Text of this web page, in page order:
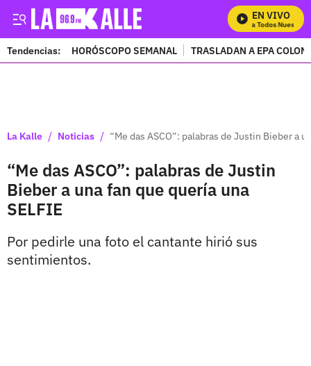
EN VIVO
Mira Todos Nuestros
Tendencias: HORÓSCOPO SEMANAL TRASLADAN A EPA
La Kalle / Noticias / “Me das ASCO”: palabras de Justin Bieber a
“Me das ASCO”: palabras de Justin
Bieber a una fan que quería una
SELFIE
Por pedirle una foto el cantante hirió sus
sentimientos.